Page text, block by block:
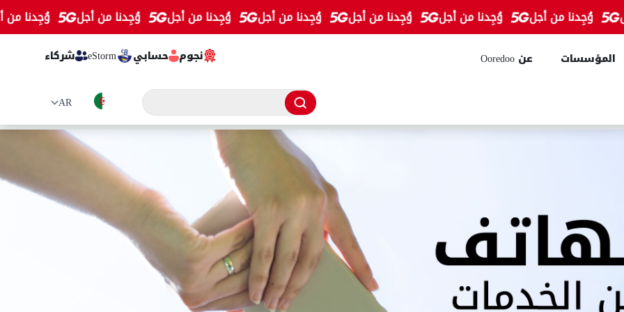
وُجِدنا من أجل وُجِدنا من أجل وُجِدنا من أجل وُجِدنا من أجل وُجِدنا من أجل وُجِدنا من أجل وُجِدنا من أجل
المؤسسات عن Ooredoo نجوم حسابي eStorm شركاء